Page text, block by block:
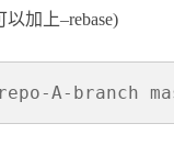
加上–rebase)
A-branch